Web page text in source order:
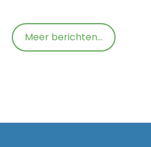
Meer berichten...